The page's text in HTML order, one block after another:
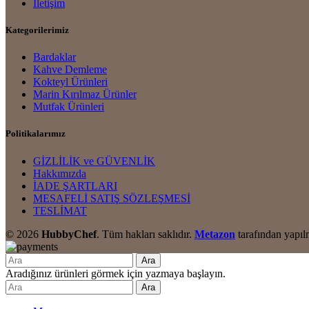
İletişim
Kategorilerimiz
Bardaklar
Kahve Demleme
Kokteyl Ürünleri
Marin Kırılmaz Ürünler
Mutfak Ürünleri
Politikalarımız
GİZLİLİK ve GÜVENLİK
Hakkımızda
İADE ŞARTLARI
MESAFELİ SATIŞ SÖZLEŞMESİ
TESLİMAT
© 2026 HubbyChef. Tüm hakları saklıdır. Metazon tarafından
Ara
Aradığınız ürünleri görmek için yazmaya başlayın.
Ara